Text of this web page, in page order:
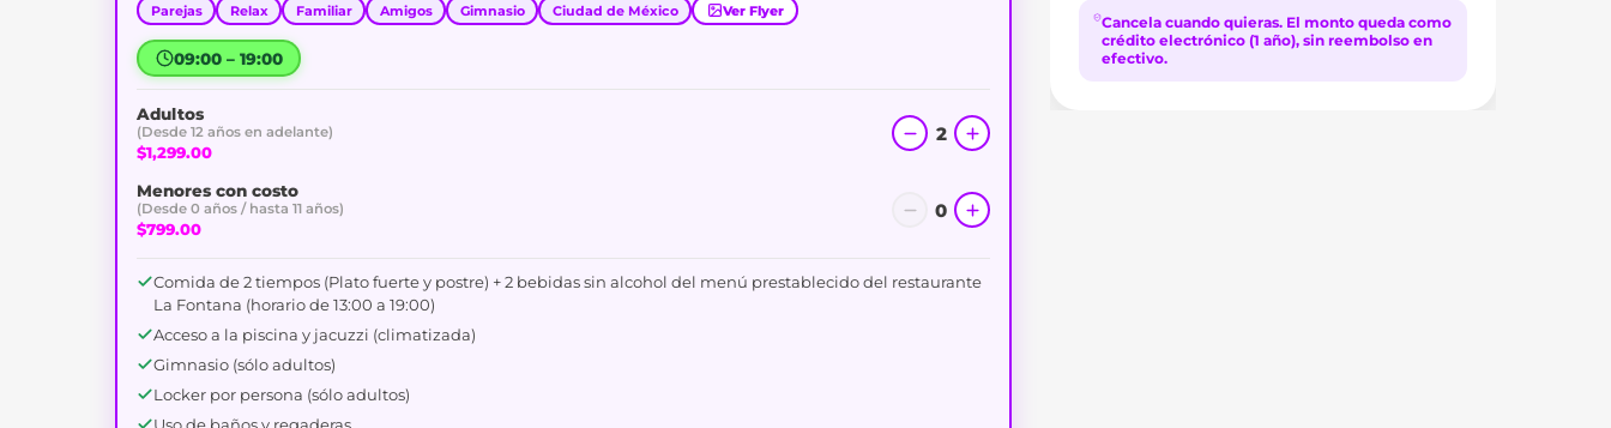
Parejas Relax Familiar Amigos Gimnasio Ciudad de México Ver Flyer
09:00 – 19:00
Adultos
(Desde 12 años en adelante)
$1,299.00
2
Menores con costo
(Desde 0 años / hasta 11 años)
$799.00
0
Comida de 2 tiempos (Plato fuerte y postre) + 2 bebidas sin alcohol del menú prestablecido del restaurante
La Fontana (horario de 13:00 a 19:00)
Acceso a la piscina y jacuzzi (climatizada)
Gimnasio (sólo adultos)
Locker por persona (sólo adultos)
Cancela cuando quieras. El monto queda como
crédito electrónico (1 año), sin reembolso en
efectivo.